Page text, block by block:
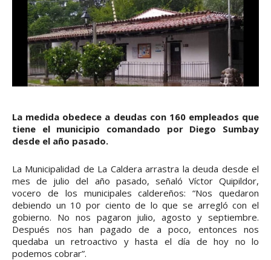
La medida obedece a deudas con 160 empleados que
tiene el municipio comandado por Diego Sumbay
desde el año pasado.
La Municipalidad de La Caldera arrastra la deuda desde el
mes de julio del año pasado, señaló Víctor Quipildor,
vocero de los municipales caldereños: “Nos quedaron
debiendo un 10 por ciento de lo que se arregló con el
gobierno. No nos pagaron julio, agosto y septiembre.
Después nos han pagado de a poco, entonces nos
quedaba un retroactivo y hasta el día de hoy no lo
podemos cobrar”.